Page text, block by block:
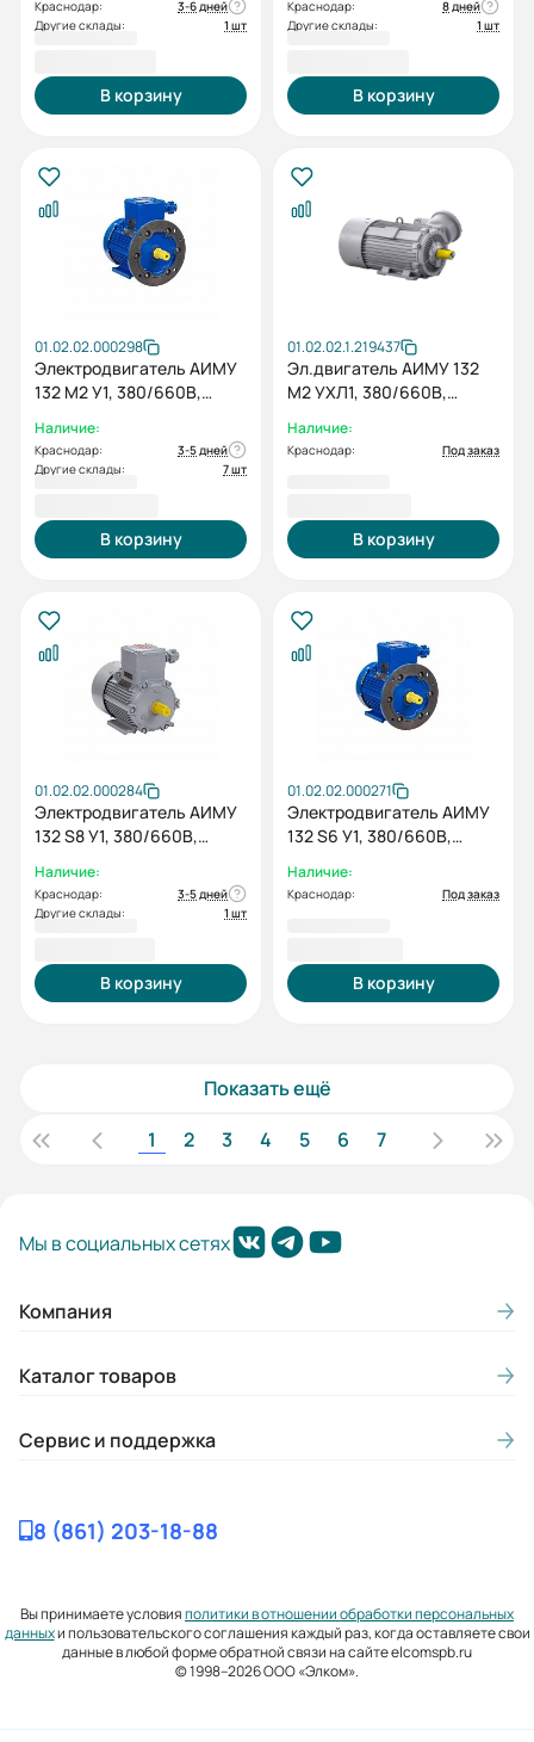
5.5/3000 IM 2081
Краснодар:
3-6 дней
Другие склады:
1 шт
В корзину
Краснодар:
8 дней
Другие склады:
1 шт
В корзину
01.02.02.000298
Электродвигатель АИМУ
132 М2 У1, 380/660В,
IM2081
Наличие:
Краснодар:
3-5 дней
Другие склады:
7 шт
В корзину
01.02.02.1.219437
Эл.двигатель АИМУ 132
М2 УХЛ1, 380/660В,
Pt100 (подшипники), IP65,
Наличие:
Краснодар: Под заказ
В корзину
01.02.02.000284
Электродвигатель АИМУ
132 S8 У1, 380/660В,
Наличие:
Краснодар:
3-5 дней
Другие склады:
1 шт
В корзину
01.02.02.000271
Электродвигатель АИМУ
132 S6 У1, 380/660В,
IM2081
Наличие:
Краснодар: Под заказ
В корзину
Показать ещё
1
2 3 4 5 6 7
Мы в социальных сетях
Компания
Каталог товаров
Сервис и поддержка
8 (861) 203-18-88
Вы принимаете условияполитики в отношении обработки персональных
данныхи пользовательского соглашения каждый раз, когда оставляете свои
данные в любой форме обратной связи на сайте elcomspb.ru
© 1998–2026 ООО «Элком».